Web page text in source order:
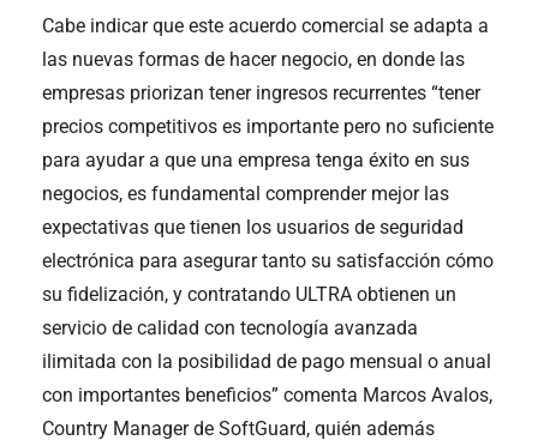
Cabe indicar que este acuerdo comercial se adapta a
las nuevas formas de hacer negocio, en donde las
empresas priorizan tener ingresos recurrentes “tener
precios competitivos es importante pero no suficiente
para ayudar a que una empresa tenga éxito en sus
negocios, es fundamental comprender mejor las
expectativas que tienen los usuarios de seguridad
electrónica para asegurar tanto su satisfacción cómo
su fidelización, y contratando ULTRA obtienen un
servicio de calidad con tecnología avanzada
ilimitada con la posibilidad de pago mensual o anual
con importantes beneficios” comenta Marcos Avalos,
Country Manager de SoftGuard, quién además